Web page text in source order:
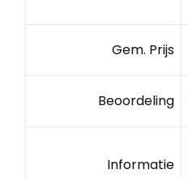
Gem. Prijs
Beoordeling
Informatie